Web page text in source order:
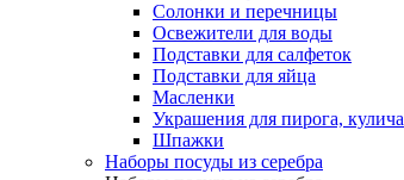
Солонки и перечницы
Освежители для воды
Подставки для салфеток
Подставки для яйца
Масленки
Украшения для пирога, кулича
Шпажки
Наборы посуды из серебра